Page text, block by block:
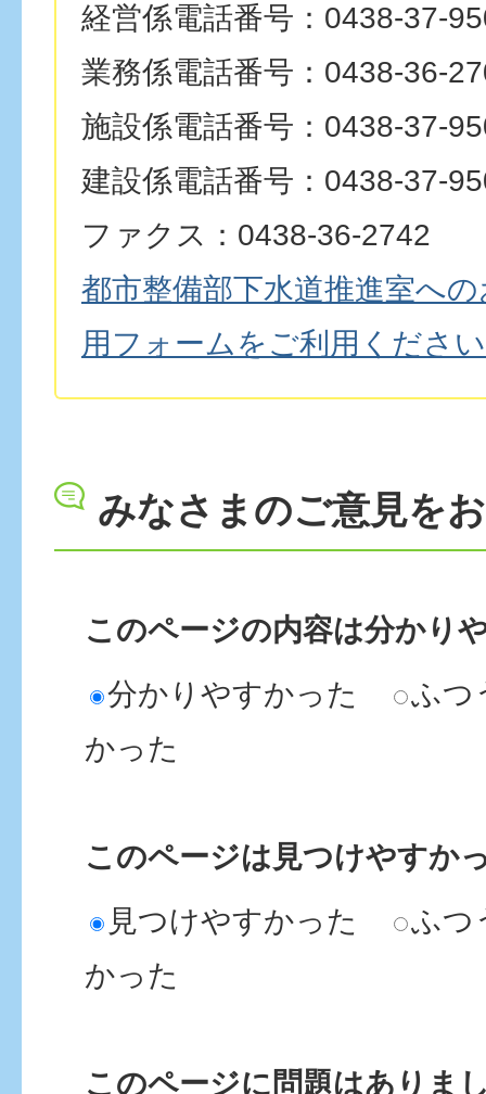
経営係電話番号：0438-37-
業務係電話番号：0438-36-
施設係電話番号：0438-37-
建設係電話番号：0438-37-
ファクス：0438-36-2742
都市整備部下水道推進室へ
用フォームをご利用くださ
みなさまのご意見を
このページの内容は分かり
分かりやすかった
ふつ
かった
このページは見つけやすか
見つけやすかった
ふつ
かった
このページに問題はありま